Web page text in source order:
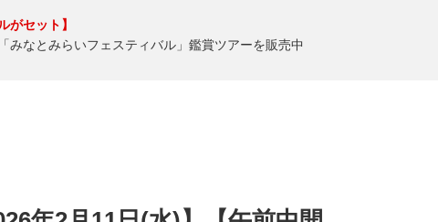
がセット】
みなとみらいフェスティバル」鑑賞ツアーを販売中